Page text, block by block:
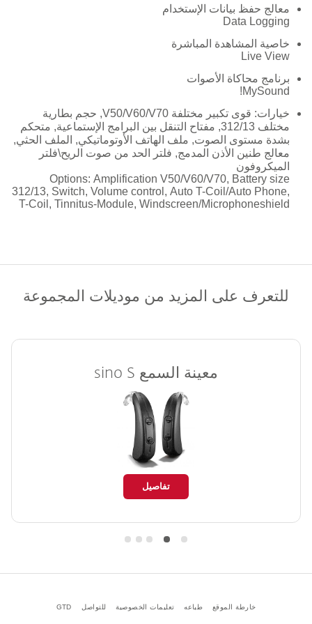
معالج حفظ بيانات الإستخدام
Data Logging
خاصية المشاهدة المباشرة
Live View
برنامج محاكاة الأصوات
MySound!
خيارات: قوى تكبير مختلفة V50/V60/V70, حجم بطارية
مختلف 312/13, مفتاح التنقل بين البرامج الإستماعية, متحكم
بشدة مستوى الصوت, ملف الهاتف الأوتوماتيكي, الملف الحثي,
معالج طنين الأذن المدمج, فلتر الحد من صوت الريح\فلتر
الميكروفون
Options: Amplification V50/V60/V70, Battery size
312/13, Switch, Volume control, Auto T-Coil/Auto Phone,
T-Coil, Tinnitus-Module, Windscreen/Microphoneshield
للتعرف على المزيد من موديلات المجموعة
معينة السمع sino S
تفاصيل
خارطة الموقع طباعه تعليمات الخصوصية للتواصل GTD